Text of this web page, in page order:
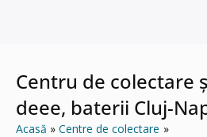
Centru de colectare
deee, baterii Cluj-
Acasă
Centre de colectare